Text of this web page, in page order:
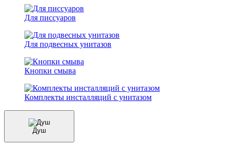
Для писсуаров
Для подвесных унитазов
Кнопки смыва
Комплекты инсталляций с унитазом
Душ